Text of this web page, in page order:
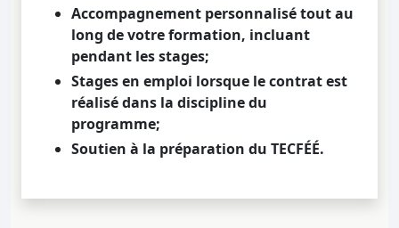
Accompagnement personnalisé tout au
long de votre formation, incluant
pendant les stages;
Stages en emploi lorsque le contrat est
réalisé dans la discipline du
programme;
Soutien à la préparation du TECFÉÉ.